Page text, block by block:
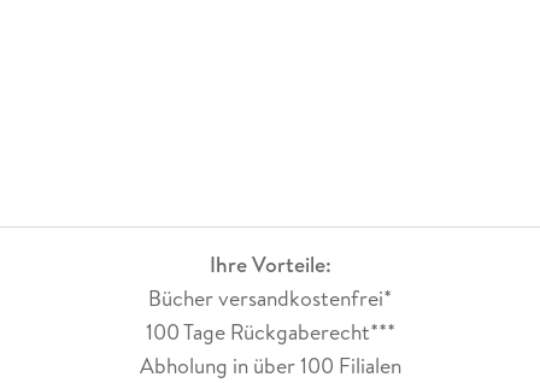
Ihre Vorteile:
Bücher versandkostenfrei*
100 Tage Rückgaberecht***
Abholung in über 100 Filialen